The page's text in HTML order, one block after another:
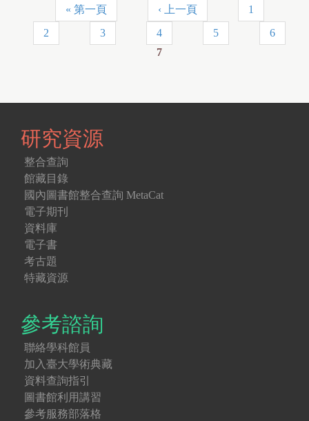
« 第一頁 ‹ 上一頁
1
2
3 4 5
6
7
研究資源
整合查詢
館藏目錄
國內圖書館整合查詢 MetaCat
電子期刊
資料庫
電子書
考古題
特藏資源
參考諮詢
聯絡學科館員
加入臺大學術典藏
資料查詢指引
圖書館利用講習
參考服務部落格